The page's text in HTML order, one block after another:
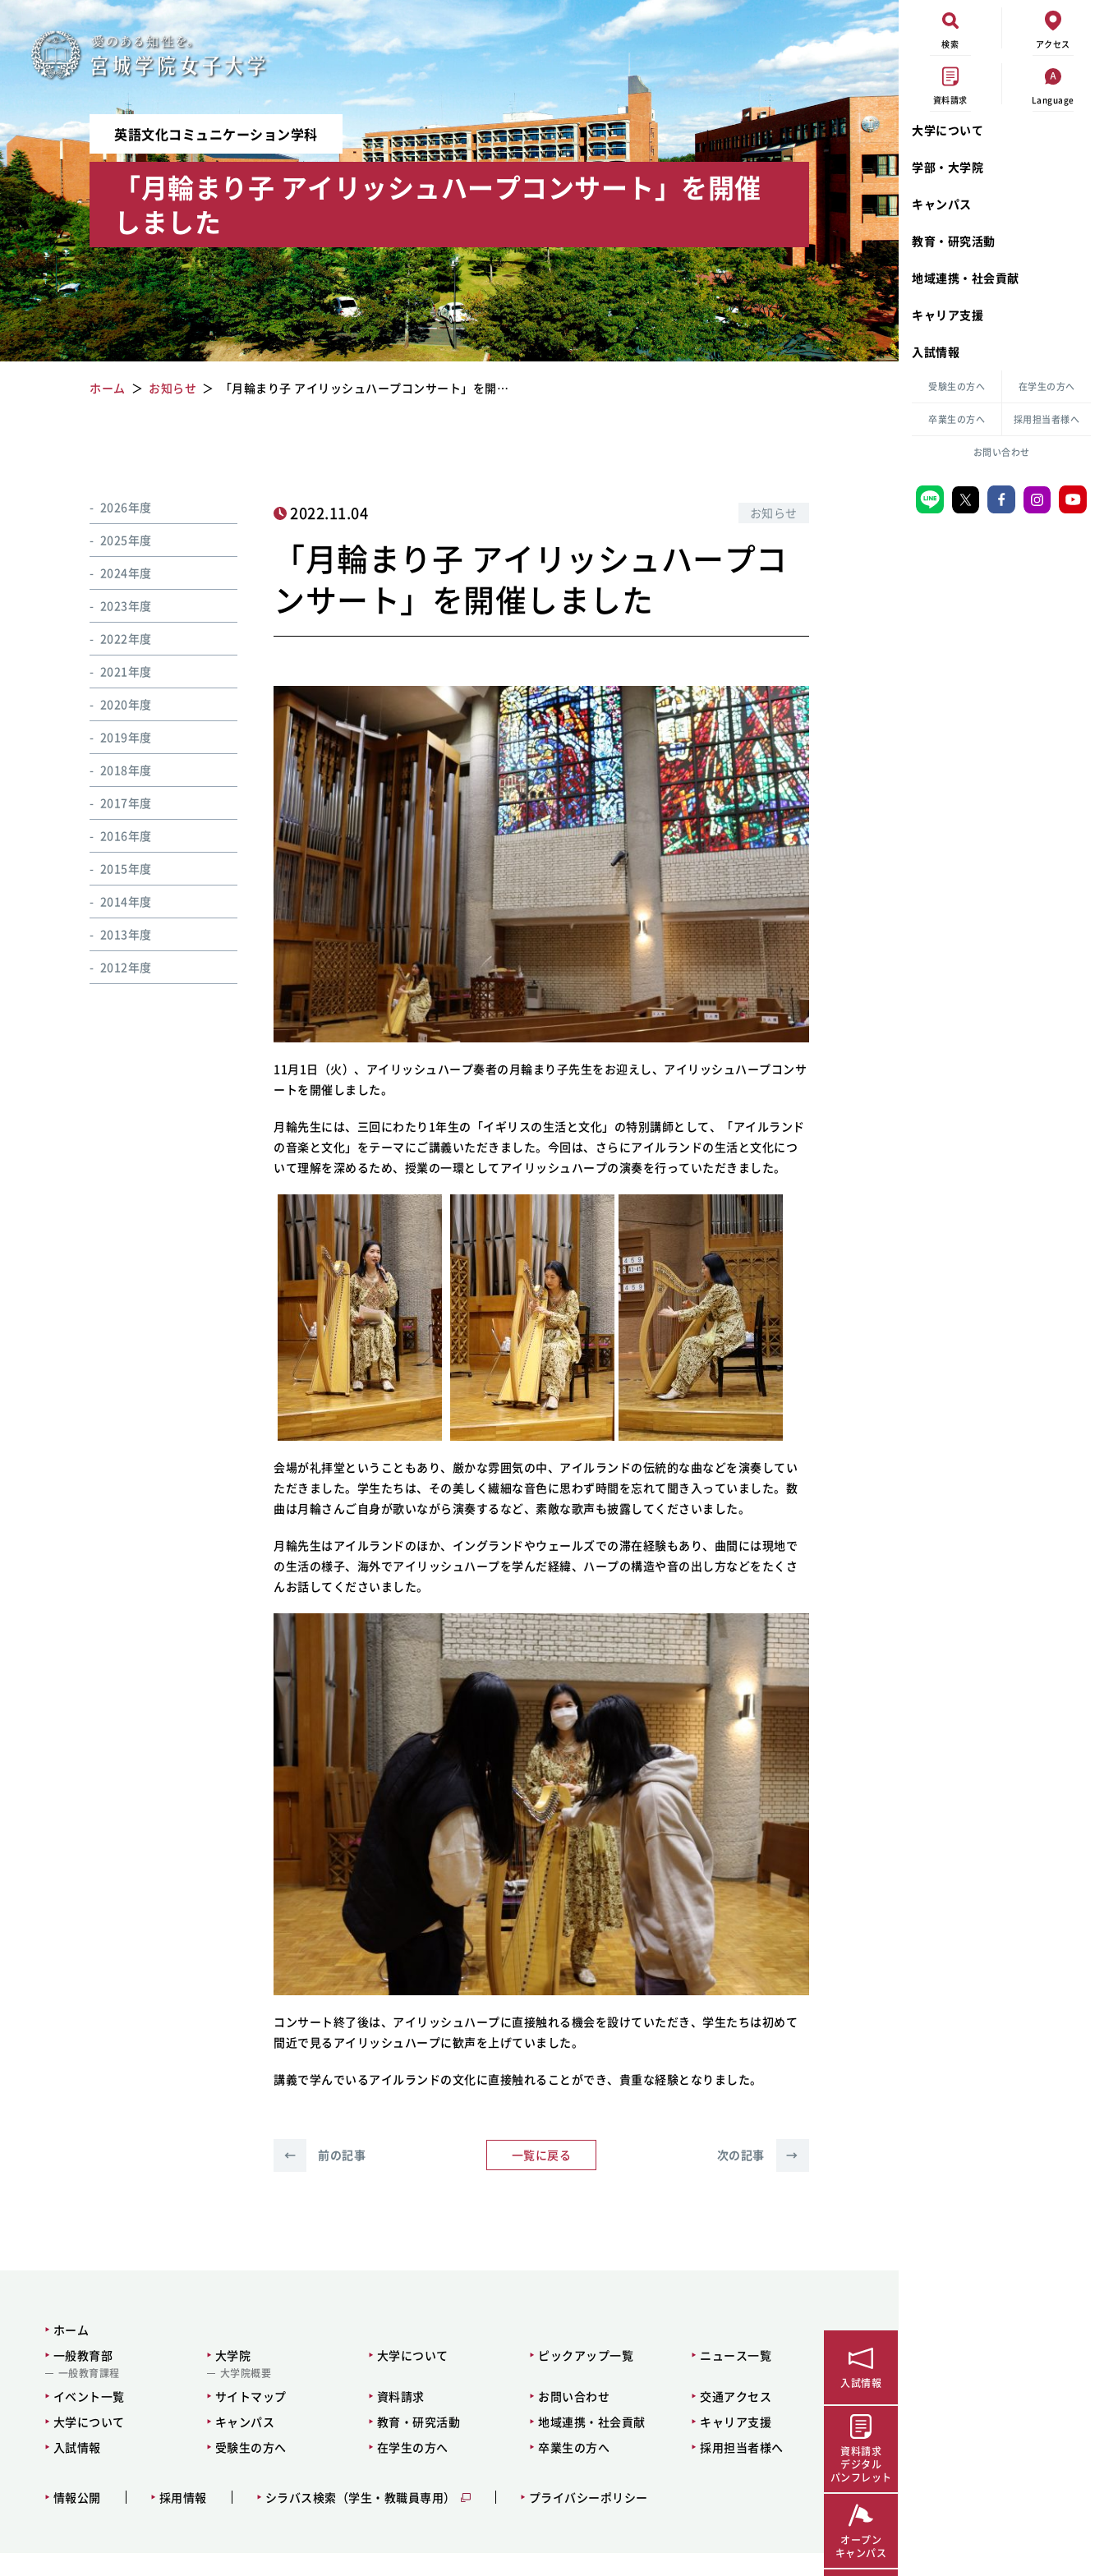
検索 アクセス
資料請求 Language
大学について
宮城学院 校歌
礼拝堂
カリキュラム・ポリシー
倫理憲章
ハラスメントの防止
共生のための多様性宣言
学部・大学院
生活文化デザイン学科
一般教育課程
キャンパス
奨学金
大学祭
キャンパスメンバーズ
教職センター
学芸員課程
図書館司書課程
教育・研究活動動物実験に関する情報公開
キリスト教文化研究所
生活環境科学研究所
地域連携・社会貢献
カリキュラム・入室方法
キャリア支援
入試情報
受験生の方へ 在学生の方へ
卒業生の方へ 採用担当者様へ
お問い合わせ
宮
城
学
院
女
子
大
学
英語文化コミュニケーション学科
「月輪まり子 アイリッシュハープコンサート」を開催
しました
ホーム お知らせ 「月輪まり子 アイリッシュハープコンサート」を開…
2022.11.04 お知らせ
「月輪まり子 アイリッシュハープコ
ンサート」を開催しました
11月1日（火）、アイリッシュハープ奏者の月輪まり子先生をお迎えし、アイリッシュハープコンサ
ートを開催しました。
月輪先生には、三回にわたり1年生の「イギリスの生活と文化」の特別講師として、「アイルランド
の音楽と文化」をテーマにご講義いただきました。今回は、さらにアイルランドの生活と文化につ
いて理解を深めるため、授業の一環としてアイリッシュハープの演奏を行っていただきました。
会場が礼拝堂ということもあり、厳かな雰囲気の中、アイルランドの伝統的な曲などを演奏してい
ただきました。学生たちは、その美しく繊細な音色に思わず時間を忘れて聞き入っていました。数
曲は月輪さんご自身が歌いながら演奏するなど、素敵な歌声も披露してくださいました。
月輪先生はアイルランドのほか、イングランドやウェールズでの滞在経験もあり、曲間には現地で
の生活の様子、海外でアイリッシュハープを学んだ経緯、ハープの構造や音の出し方などをたくさ
んお話してくださいました。
コンサート終了後は、アイリッシュハープに直接触れる機会を設けていただき、学生たちは初めて
間近で見るアイリッシュハープに歓声を上げていました。
講義で学んでいるアイルランドの文化に直接触れることができ、貴重な経験となりました。
← 前の記事 一覧に戻る 次の記事 →
2026年度
2025年度
2024年度
2023年度
2022年度
2021年度
2020年度
2019年度
2018年度
2017年度
2016年度
2015年度
2014年度
2013年度
2012年度
ホーム
一般教育部
一般教育課程
大学院
大学院概要
大学について ピックアップ一覧 ニュース一覧
イベント一覧 サイトマップ 資料請求 お問い合わせ
交通アクセス
大学について
キャンパス 教育・研究活動 地域連携・社会貢献
キャリア支援
入試情報
受験生の方へ 在学生の方へ 卒業生の方へ 採用担当者様へ
情報公開 採用情報 シラバス検索（学生・教職員専用） プライバシーポリシー
入試情報
資料請求
デジタル
パンフレット
オープン
キャンパス